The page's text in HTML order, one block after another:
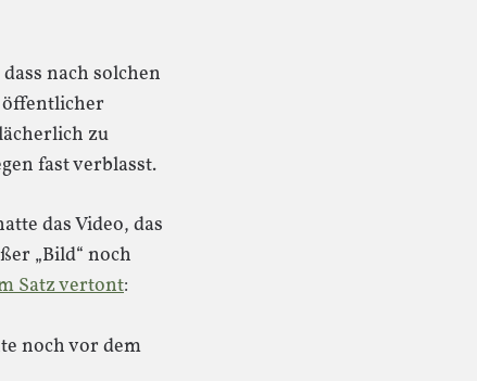
nach solchen
öffentlicher
zu
fast verblasst.
das Video, das
„Bild“ noch
Satz vertont:
noch vor dem